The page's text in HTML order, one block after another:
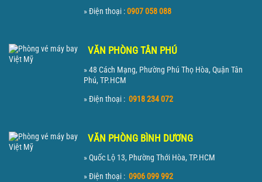
» Điện thoại :0907 058 088
VĂN PHÒNG TÂN PHÚ
» 48 Cách Mạng, Phường Phú Thọ Hòa, Quận Tân
Phú, TP.HCM
» Điện thoại : 0918 234 072
VĂN PHÒNG BÌNH DƯƠNG
» Quốc Lộ 13, Phường Thới Hòa, TP.HCM
» Điện thoại : 0906 099 992